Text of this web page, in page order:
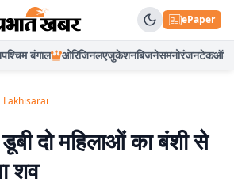
ePaper
पश्चिम बंगाल ओरिजिनलएजुकेशनबिजनेसमनोरंजनटेकऑटो
Lakhisarai
दो महिलाओं का बंशी से
शव